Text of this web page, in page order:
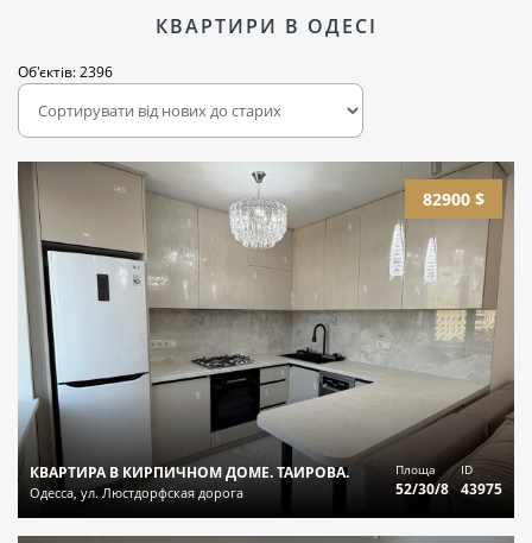
КВАРТИРИ В ОДЕСІ
Об'єктів: 2396
82900 $
КВАРТИРА В КИРПИЧНОМ ДОМЕ. ТАИРОВА.
Одесса, ул. Люстдорфская дорога
Площа
52/30/8
ID
43975